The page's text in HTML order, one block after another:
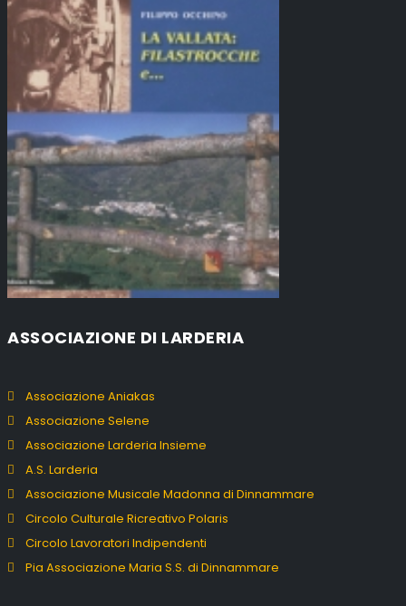
ASSOCIAZIONE DI LARDERIA
Associazione Aniakas
Associazione Selene
Associazione Larderia Insieme
A.S. Larderia
Associazione Musicale Madonna di Dinnammare
Circolo Culturale Ricreativo Polaris
Circolo Lavoratori Indipendenti
Pia Associazione Maria S.S. di Dinnammare